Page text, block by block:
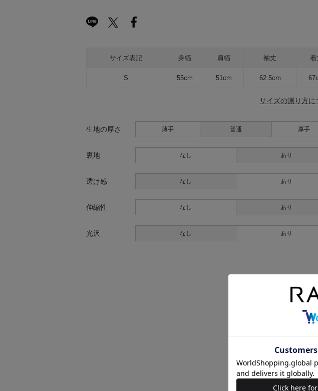
サイズ表記 身幅 肩幅 袖丈 着
S 55cm 51cm 62.5cm
サイズの測り方に
生地の厚さ 薄手 普通 厚手
裏地 なし あり
透け感 なし あり
伸縮性 なし あり
光沢 なし あり